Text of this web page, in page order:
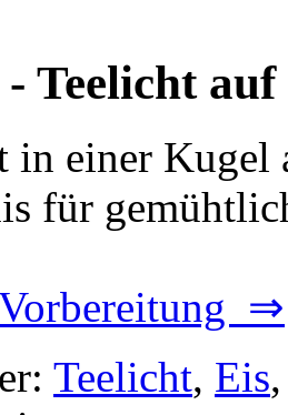
Teelicht auf
in einer Kugel
für
⇒
Teelicht, Eis